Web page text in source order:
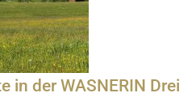
in der WASNERIN Drei